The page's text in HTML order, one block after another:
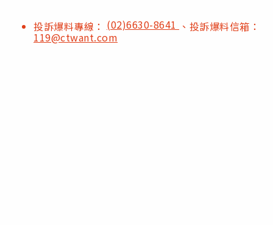
投訴爆料專線： (02)6630-8641 、投訴爆料信箱：
119@ctwant.com